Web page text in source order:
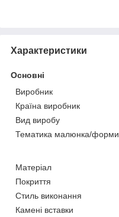
Характеристики
Основні
Виробник
Країна виробник
Вид виробу
Тематика малюнка/форми
Матеріал
Покриття
Стиль виконання
Камені вставки